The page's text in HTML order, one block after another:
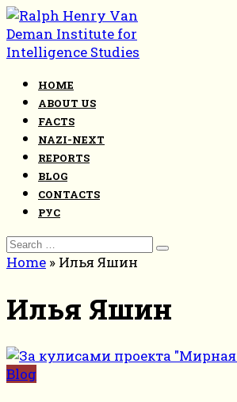
Skip
to
content
HOME
ABOUT US
FACTS
NAZI-NEXT
REPORTS
BLOG
CONTACTS
РУС
Search
for:
Home » Илья Яшин
Илья Яшин
Blog